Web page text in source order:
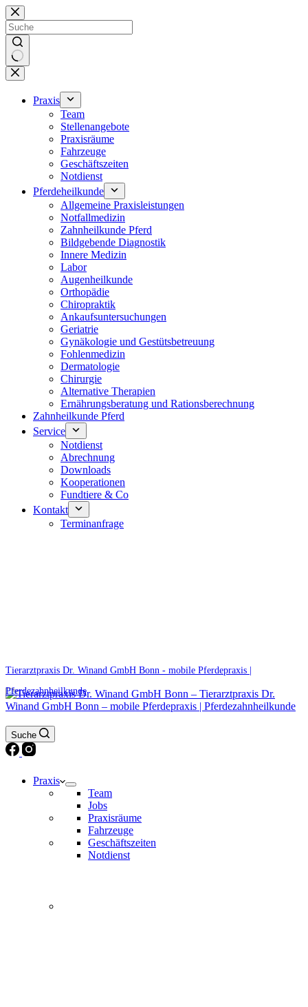
Zum
Inhalt
springen
Keine
Ergebnisse
Praxis
Team
Stellenangebote
Praxisräume
Fahrzeuge
Geschäftszeiten
Notdienst
Pferdeheilkunde
Allgemeine Praxisleistungen
Notfallmedizin
Zahnheilkunde Pferd
Bildgebende Diagnostik
Innere Medizin
Labor
Augenheilkunde
Orthopädie
Chiropraktik
Ankaufsuntersuchungen
Geriatrie
Gynäkologie und Gestütsbetreuung
Fohlenmedizin
Dermatologie
Chirurgie
Alternative Therapien
Ernährungsberatung und Rationsberechnung
Zahnheilkunde Pferd
Service
Notdienst
Abrechnung
Downloads
Kooperationen
Fundtiere & Co
Kontakt
Terminanfrage
Tierarztpraxis Dr. Winand GmbH Bonn - mobile Pferdepraxis |
Pferdezahnheilkunde
Suche
Praxis
Team
Jobs
Praxisräume
Fahrzeuge
Geschäftszeiten
Notdienst